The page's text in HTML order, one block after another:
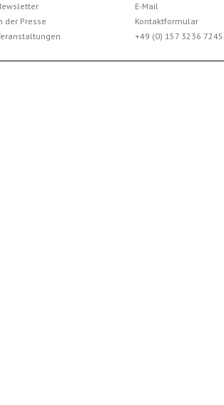
der Presse
E-Mail
Kontaktformular
+49 (0) 157 3236 7245